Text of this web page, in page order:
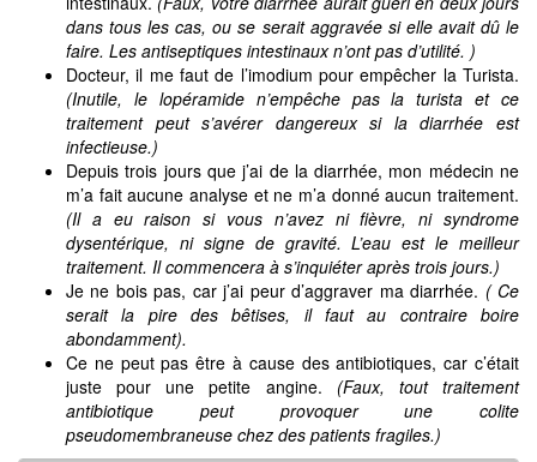
dans tous les cas, ou se serait aggravée si elle avait dû le
faire. Les antiseptiques intestinaux n’ont pas d’utilité. )
Docteur, il me faut de l’imodium pour empêcher la Turista.
(Inutile, le lopéramide n’empêche pas la turista et ce
traitement peut s’avérer dangereux si la diarrhée est
infectieuse.)
Depuis trois jours que j’ai de la diarrhée, mon médecin ne
m’a fait aucune analyse et ne m’a donné aucun traitement.
(Il a eu raison si vous n’avez ni fièvre, ni syndrome
dysentérique, ni signe de gravité. L’eau est le meilleur
traitement. Il commencera à s’inquiéter après trois jours.)
Je ne bois pas, car j’ai peur d’aggraver ma diarrhée. ( Ce
serait la pire des bêtises, il faut au contraire boire
abondamment).
Ce ne peut pas être à cause des antibiotiques, car c’était
juste pour une petite angine. (Faux, tout traitement
antibiotique peut provoquer une colite
pseudomembraneuse chez des patients fragiles.)